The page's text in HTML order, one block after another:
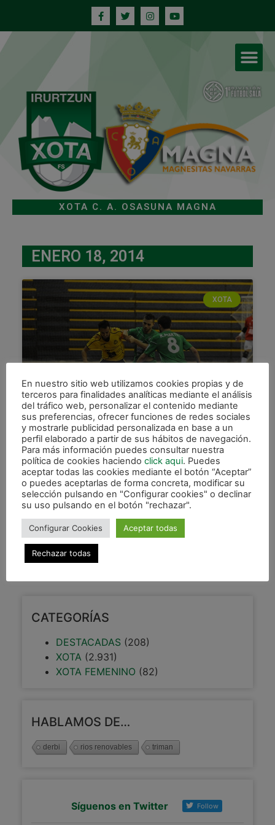
XOTA C. A. OSASUNA MAGNA
ENERO 18, 2014
XOTA
Derrota en Gran Canaria (6-5)
desperdiciando una ventaja de
tres goles
Magna Xota dejó escapar tres importantes
puntos en la pista del colista, después de no saber
administrar una suculenta ventaja de tres goles
que disponía
LEER MÁS »
18 enero, 2014
CATEGORÍAS
DESTACADAS (208)
XOTA (2.931)
XOTA FEMENINO (82)
HABLAMOS DE…
derbi rios renovables triman
Síguenos en Twitter Follow
En nuestro sitio web utilizamos cookies propias y de
terceros para finalidades analíticas mediante el análisis
del tráfico web, personalizar el contenido mediante
sus preferencias, ofrecer funciones de redes sociales
y mostrarle publicidad personalizada en base a un
perfil elaborado a partir de sus hábitos de navegación.
Para más información puedes consultar nuestra
política de cookies haciendo click aqui. Puedes
aceptar todas las cookies mediante el botón “Aceptar”
o puedes aceptarlas de forma concreta, modificar su
selección pulsando en "Configurar cookies" o declinar
su uso pulsando en el botón "rechazar".
Configurar Cookies Aceptar todas
Rechazar todas